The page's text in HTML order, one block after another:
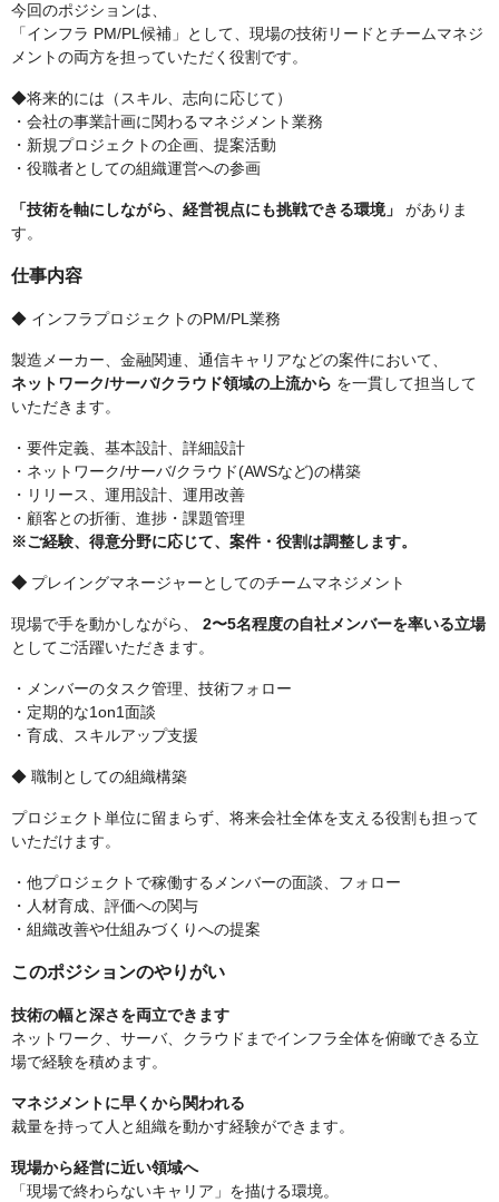
今回のポジションは、
「インフラ PM/PL候補」として、現場の技術リードとチームマネジ
メントの両方を担っていただく役割です。
◆将来的には（スキル、志向に応じて）
・会社の事業計画に関わるマネジメント業務
・新規プロジェクトの企画、提案活動
・役職者としての組織運営への参画
「技術を軸にしながら、経営視点にも挑戦できる環境」
がありま
す。
仕事内容
◆ インフラプロジェクトのPM/PL業務
製造メーカー、金融関連、通信キャリアなどの案件において、
ネットワーク/サーバ/クラウド領域の上流から を一貫して担当して
いただきます。
・要件定義、基本設計、詳細設計
・ネットワーク/サーバ/クラウド(AWSなど)の構築
・リリース、運用設計、運用改善
・顧客との折衝、進捗・課題管理
※ご経験、得意分野に応じて、案件・役割は調整します。
◆ プレイングマネージャーとしてのチームマネジメント
現場で手を動かしながら、 2〜5名程度の自社メンバーを率いる立場
としてご活躍いただきます。
・メンバーのタスク管理、技術フォロー
・定期的な1on1面談
・育成、スキルアップ支援
◆ 職制としての組織構築
プロジェクト単位に留まらず、将来会社全体を支える役割も担って
いただけます。
・他プロジェクトで稼働するメンバーの面談、フォロー
・人材育成、評価への関与
・組織改善や仕組みづくりへの提案
このポジションのやりがい
技術の幅と深さを両立できます
ネットワーク、サーバ、クラウドまでインフラ全体を俯瞰できる立
場で経験を積めます。
マネジメントに早くから関われる
裁量を持って人と組織を動かす経験ができます。
現場から経営に近い領域へ
「現場で終わらないキャリア」を描ける環境。